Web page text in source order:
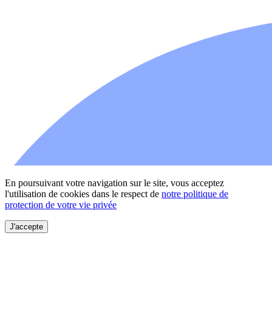
En poursuivant votre navigation sur le site, vous acceptez
l'utilisation de cookies dans le respect de notre politique de
protection de votre vie privée
J'accepte